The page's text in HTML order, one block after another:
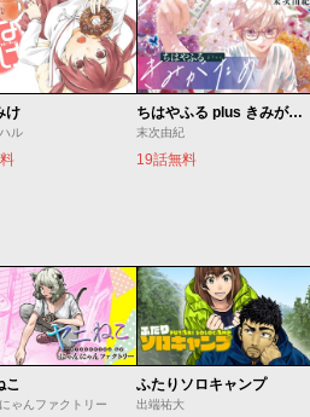
け
ル
ちはやふる plus きみがため
末次由紀
19話無料
こ
ゃんファクトリー
ふたりソロキャンプ
出端祐大